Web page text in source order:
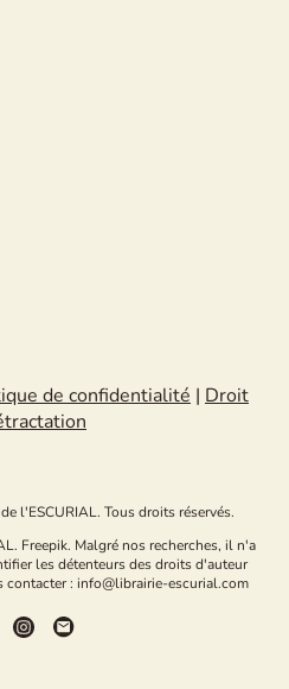
de confidentialité | Droit
l'ESCURIAL. Tous droits réservés.
Freepik. Malgré nos recherches, il n'a
les détenteurs des droits d'auteur
contacter : info@librairie-escurial.com